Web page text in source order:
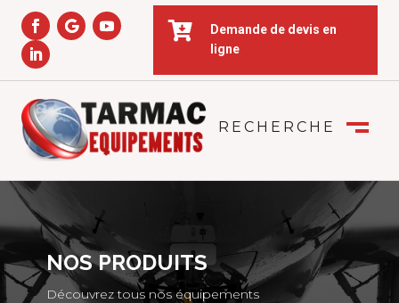

Demande de devis en
ligne
RECHERCHE
NOS PRODUITS
Découvrez tous nos équipements